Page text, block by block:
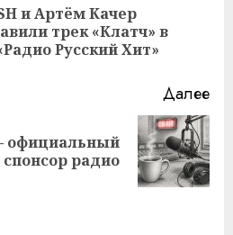
и Артём Качер
трек «Клатч» в
Русский Хит»
Далее
официальный
спонсор радио